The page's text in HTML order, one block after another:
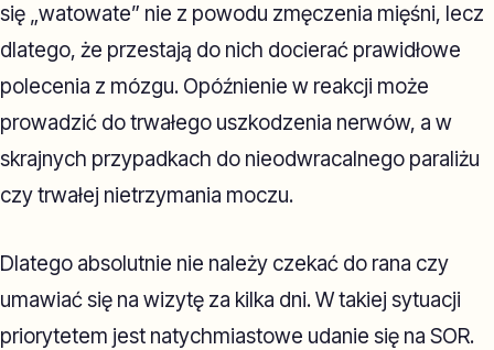
się „watowate” nie z powodu zmęczenia mięśni, lecz
dlatego, że przestają do nich docierać prawidłowe
polecenia z mózgu. Opóźnienie w reakcji może
prowadzić do trwałego uszkodzenia nerwów, a w
skrajnych przypadkach do nieodwracalnego paraliżu
czy trwałej nietrzymania moczu.
Dlatego absolutnie nie należy czekać do rana czy
umawiać się na wizytę za kilka dni. W takiej sytuacji
priorytetem jest natychmiastowe udanie się na SOR.